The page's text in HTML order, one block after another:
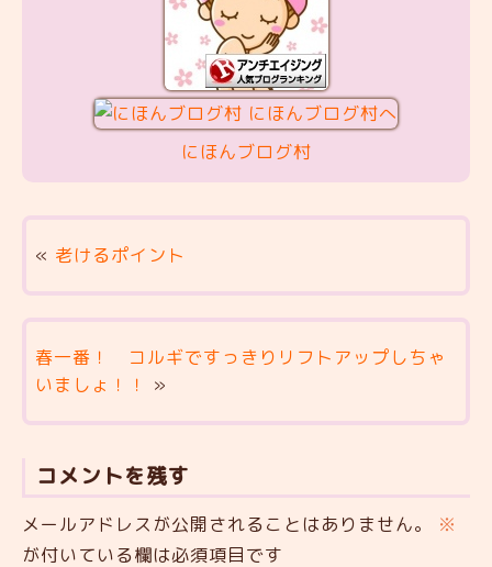
にほんブログ村
« 老けるポイント
春一番！ コルギですっきりリフトアップしちゃ
いましょ！！
»
コメントを残す
メールアドレスが公開されることはありません。
※
が付いている欄は必須項目です